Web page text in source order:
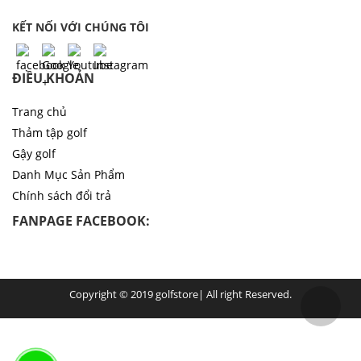
KẾT NỐI VỚI CHÚNG TÔI
ĐIỀU KHOẢN
Trang chủ
Thảm tập golf
Gậy golf
Danh Mục Sản Phẩm
Chính sách đổi trả
FANPAGE FACEBOOK:
Copyright © 2019 golfstore| All right Reserved.